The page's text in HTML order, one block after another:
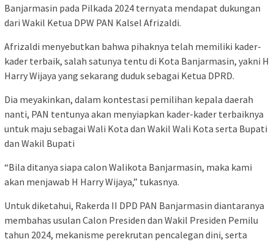
Banjarmasin pada Pilkada 2024 ternyata mendapat dukungan
dari Wakil Ketua DPW PAN Kalsel Afrizaldi.
Afrizaldi menyebutkan bahwa pihaknya telah memiliki kader-
kader terbaik, salah satunya tentu di Kota Banjarmasin, yakni H
Harry Wijaya yang sekarang duduk sebagai Ketua DPRD.
Dia meyakinkan, dalam kontestasi pemilihan kepala daerah
nanti, PAN tentunya akan menyiapkan kader-kader terbaiknya
untuk maju sebagai Wali Kota dan Wakil Wali Kota serta Bupati
dan Wakil Bupati
“Bila ditanya siapa calon Walikota Banjarmasin, maka kami
akan menjawab H Harry Wijaya,” tukasnya.
Untuk diketahui, Rakerda II DPD PAN Banjarmasin diantaranya
membahas usulan Calon Presiden dan Wakil Presiden Pemilu
tahun 2024, mekanisme perekrutan pencalegan dini, serta